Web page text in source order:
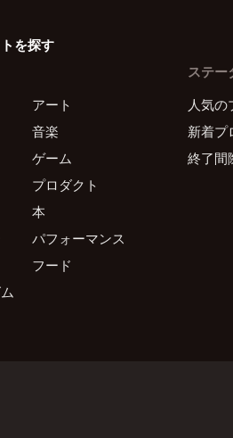
を探す
アート
音楽
ゲーム
プロダクト
本
パフォーマンス
フード
ステー
人気の
新着プ
終了間